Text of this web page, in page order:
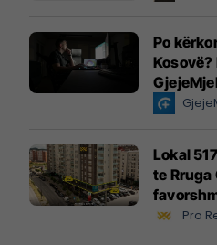
Po
Kosovë?
Lokal
te Rruga
biznesit
Pro